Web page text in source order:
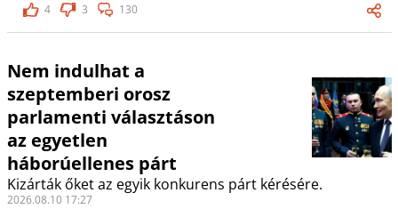
4
3 130
Nem indulhat a
szeptemberi orosz
parlamenti választáson
az egyetlen
háborúellenes párt
Kizárták őket az egyik konkurens párt kérésére.
2026.08.10 17:27